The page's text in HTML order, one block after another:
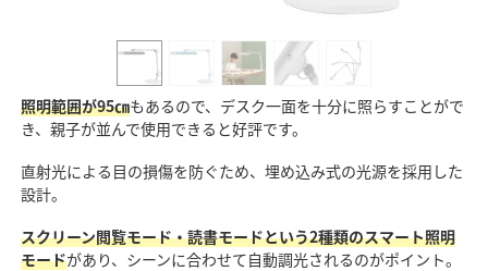
照明範囲が95㎝もあるので、デスク一面を十分に照らすことがで
き、親子が並んで使用できると好評です。
直射光による目の損傷を防ぐため、埋め込み式の光源を採用した
設計。
スクリーン閲覧モード・読書モードという2種類のスマート照明
モードがあり、シーンに合わせて自動調光されるのがポイント。